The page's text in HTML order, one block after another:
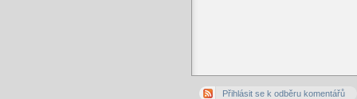
Přihlásit se k odběru komentářů